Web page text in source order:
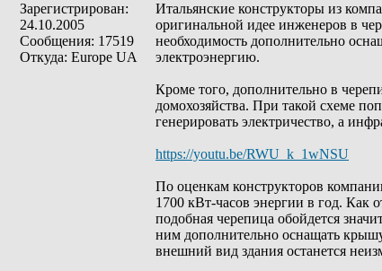
Зарегистрирован:
24.10.2005
Сообщения: 17519
Откуда: Europe UA
Итальянские конструкторы из
оригинальной идее инженеров в
необходимость дополнительно
электроэнергию.
Кроме того, дополнительно в
домохозяйства. При такой схеме
генерировать электричество, а
https://youtu.be/RWU_k_1wNSU
По оценкам конструкторов
1700 кВт-часов энергии в год. Как
подобная черепица обойдется
ним дополнительно оснащать
внешний вид здания останется